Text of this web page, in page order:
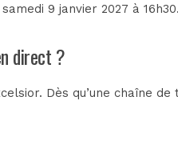
9 janvier 2027 à
direct ?
Dès qu’une chaîne